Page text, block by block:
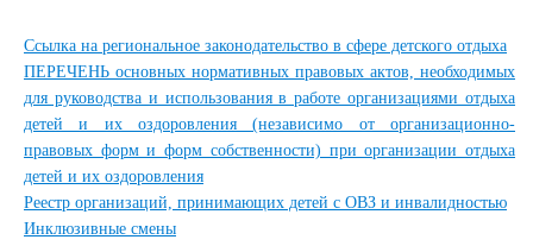
Ссылка на региональное законодательство в сфере детского отдыха
ПЕРЕЧЕНЬ основных нормативных правовых актов, необходимых
для руководства и использования в работе организациями отдыха
детей и их оздоровления (независимо от организационно-
правовых форм и форм собственности) при организации отдыха
детей и их оздоровления
Реестр организаций, принимающих детей с ОВЗ и инвалидностью
Инклюзивные смены